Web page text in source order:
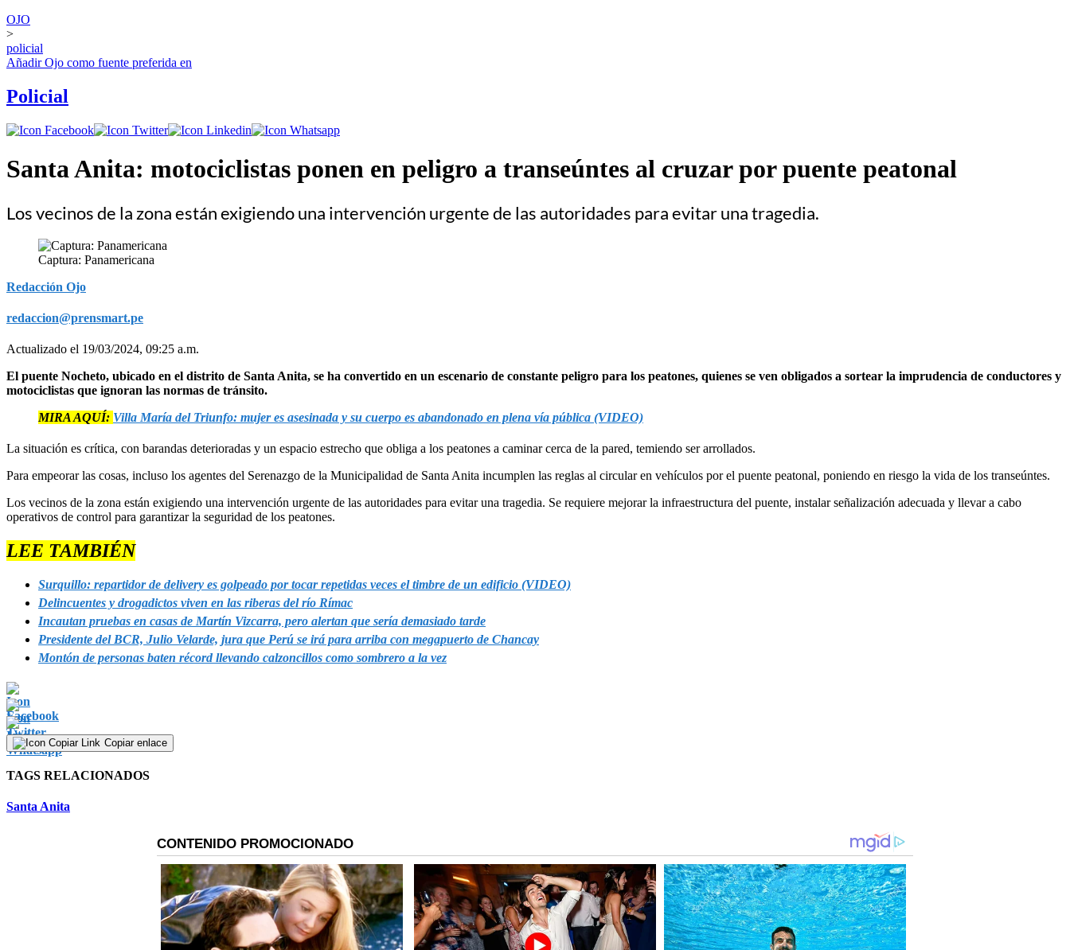
OJO
>
policial
AñadirOjo como fuente preferida en
Policial
Santa Anita: motociclistas ponen en peligro a transeúntes al cruzar por puente peatonal
Los vecinos de la zona están exigiendo una intervención urgente de las autoridades para evitar una tragedia.
Captura: Panamericana
Redacción Ojo
redaccion@prensmart.pe
Actualizado el 19/03/2024, 09:25 a.m.
El puente Nocheto, ubicado en el distrito de Santa Anita, se ha convertido en un escenario de constante peligro para los peatones, quienes se ven obligados a sortear la imprudencia de conductores y
motociclistas que ignoran las normas de tránsito.
MIRA AQUÍ: Villa María del Triunfo: mujer es asesinada y su cuerpo es abandonado en plena vía pública (VIDEO)
La situación es crítica, con barandas deterioradas y un espacio estrecho que obliga a los peatones a caminar cerca de la pared, temiendo ser arrollados.
Para empeorar las cosas, incluso los agentes del Serenazgo de la Municipalidad de Santa Anita incumplen las reglas al circular en vehículos por el puente peatonal, poniendo en riesgo la vida de los transeúntes.
Los vecinos de la zona están exigiendo una intervención urgente de las autoridades para evitar una tragedia. Se requiere mejorar la infraestructura del puente, instalar señalización adecuada y llevar a cabo
operativos de control para garantizar la seguridad de los peatones.
LEE TAMBIÉN
Surquillo: repartidor de delivery es golpeado por tocar repetidas veces el timbre de un edificio (VIDEO)
Delincuentes y drogadictos viven en las riberas del río Rímac
Incautan pruebas en casas de Martín Vizcarra, pero alertan que sería demasiado tarde
Presidente del BCR, Julio Velarde, jura que Perú se irá para arriba con megapuerto de Chancay
Montón de personas baten récord llevando calzoncillos como sombrero a la vez
Copiar enlace
TAGS RELACIONADOS
Santa Anita